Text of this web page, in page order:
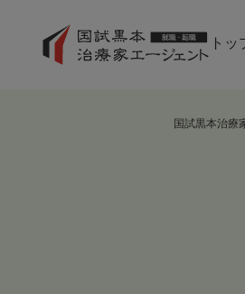
トッ
国試黒本治療